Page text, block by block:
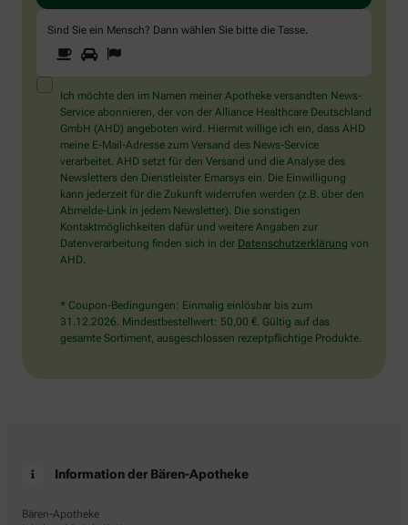
Sind Sie ein Mensch? Dann wählen Sie bitte die Tasse.
Sind
Sie
ein
Mensch?
Dann
wählen
Sie
bitte
die
Tasse.
1 2
Ich möchte den im Namen meiner Apotheke versandten News-
Service abonnieren, der von der Alliance Healthcare Deutschland
GmbH (AHD) angeboten wird. Hiermit willige ich ein, dass AHD
meine E-Mail-Adresse zum Versand des News-Service
verarbeitet. AHD setzt für den Versand und die Analyse des
Newsletters den Dienstleister Emarsys ein. Die Einwilligung
kann jederzeit für die Zukunft widerrufen werden (z.B. über den
Abmelde-Link in jedem Newsletter). Die sonstigen
Kontaktmöglichkeiten dafür und weitere Angaben zur
Datenverarbeitung finden sich in der Datenschutzerklärung von
AHD.
* Coupon-Bedingungen: Einmalig einlösbar bis zum
31.12.2026. Mindestbestellwert: 50,00 €. Gültig auf das
gesamte Sortiment, ausgeschlossen rezeptpflichtige Produkte.
Information der Bären-Apotheke
Bären-Apotheke